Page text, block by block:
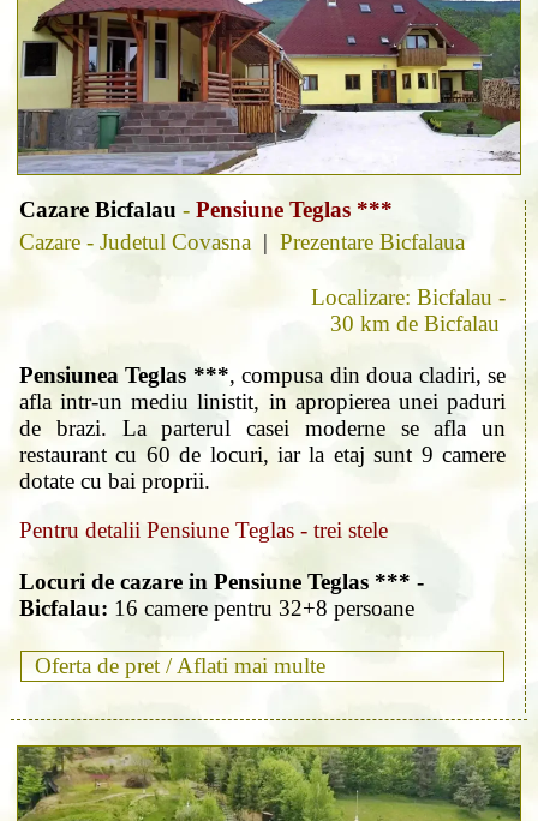
Cazare Bicfalau - Pensiune Teglas ***
Cazare - Judetul Covasna | Prezentare Bicfalaua
Localizare: Bicfalau -
30 km de Bicfalau
Pensiunea Teglas ***, compusa din doua cladiri, se
afla intr-un mediu linistit, in apropierea unei paduri
de brazi. La parterul casei moderne se afla un
restaurant cu 60 de locuri, iar la etaj sunt 9 camere
dotate cu bai proprii.
Pentru detalii Pensiune Teglas - trei stele
Locuri de cazare in Pensiune Teglas *** -
Bicfalau: 16 camere pentru 32+8 persoane
Oferta de pret / Aflati mai multe